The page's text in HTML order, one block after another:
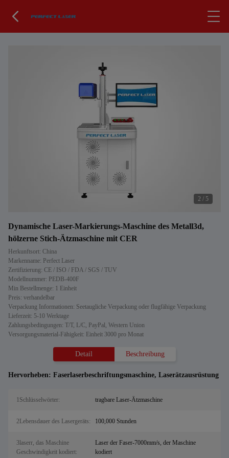
2 / 5
Dynamische Laser-Markierungs-Maschine des Metall3d,
hölzerne Stich-Ätzmaschine mit CER
Herkunftsort: China
Markenname: Perfect Laser
Zertifizierung: CE / ISO / FDA / SGS / TUV
Modellnummer: PEDB-400F
Min Bestellmenge: 1 Einheit
Preis: verhandelbar
Verpackung Informationen: Seetaugliche Verpackung oder flugfähige Verpackung
Lieferzeit: 5-10 Werktage
Zahlungsbedingungen: T/T, L/C, PayPal, Western Union
Versorgungsmaterial-Fähigkeit: Einheit 3000 pro Monat
Detail Beschreibung
Hervorheben: Faserlaserbeschriftungsmaschine, Laserätzausrüstung
1Schlüsselwörter: tragbare Laser-Ätzmaschine
2Lebensdauer des Lasergeräts: 100,000 Stunden
3laserr, das Maschine
Geschwindigkeit kodiert:
Laser der Faser-7000mm/s, der Maschine
kodiert